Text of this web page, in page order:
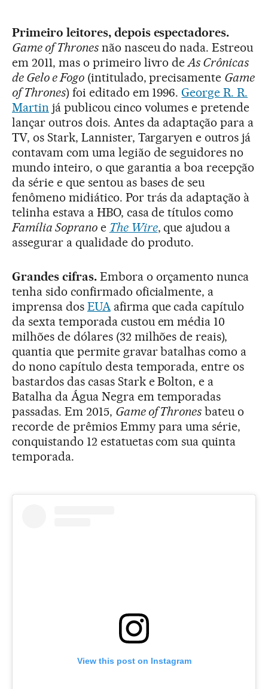
Primeiro leitores, depois espectadores.
Game of Thronesnão nasceu do nada. Estreou
em 2011, mas o primeiro livro deAs Crônicas
de Gelo e Fogo(intitulado, precisamente Game
of Thrones) foi editado em 1996.George R. R.
Martin já publicou cinco volumes e pretende
lançar outros dois. Antes da adaptação para a
TV, os Stark, Lannister, Targaryen e outros já
contavam com uma legião de seguidores no
mundo inteiro, o que garantia a boa recepção
da série e que sentou as bases de seu
fenômeno midiático. Por trás da adaptação à
telinha estava a HBO, casa de títulos como
Família Sopranoe The Wire, que ajudou a
assegurar a qualidade do produto.
Grandes cifras. Embora o orçamento nunca
tenha sido confirmado oficialmente, a
imprensa dos EUAafirma que cada capítulo
da sexta temporada custou em média 10
milhões de dólares (32 milhões de reais),
quantia que permite gravar batalhas como a
do nono capítulo desta temporada, entre os
bastardos das casas Stark e Bolton, e a
Batalha da Água Negra em temporadas
passadas. Em 2015, Game of Thrones bateu o
recorde de prêmios Emmy para uma série,
conquistando 12 estatuetas com sua quinta
temporada.
View this post on Instagram